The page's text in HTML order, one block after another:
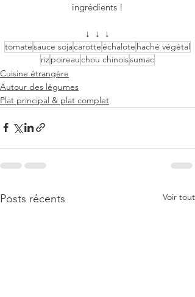
ingrédients !
↓  ↓  ↓
tomatesauce sojacarotteéchalote haché végétal
rizpoireauchou chinoissumac
Cuisine étrangère
Autour des légumes
Plat principal & plat complet
Posts récents Voir tout